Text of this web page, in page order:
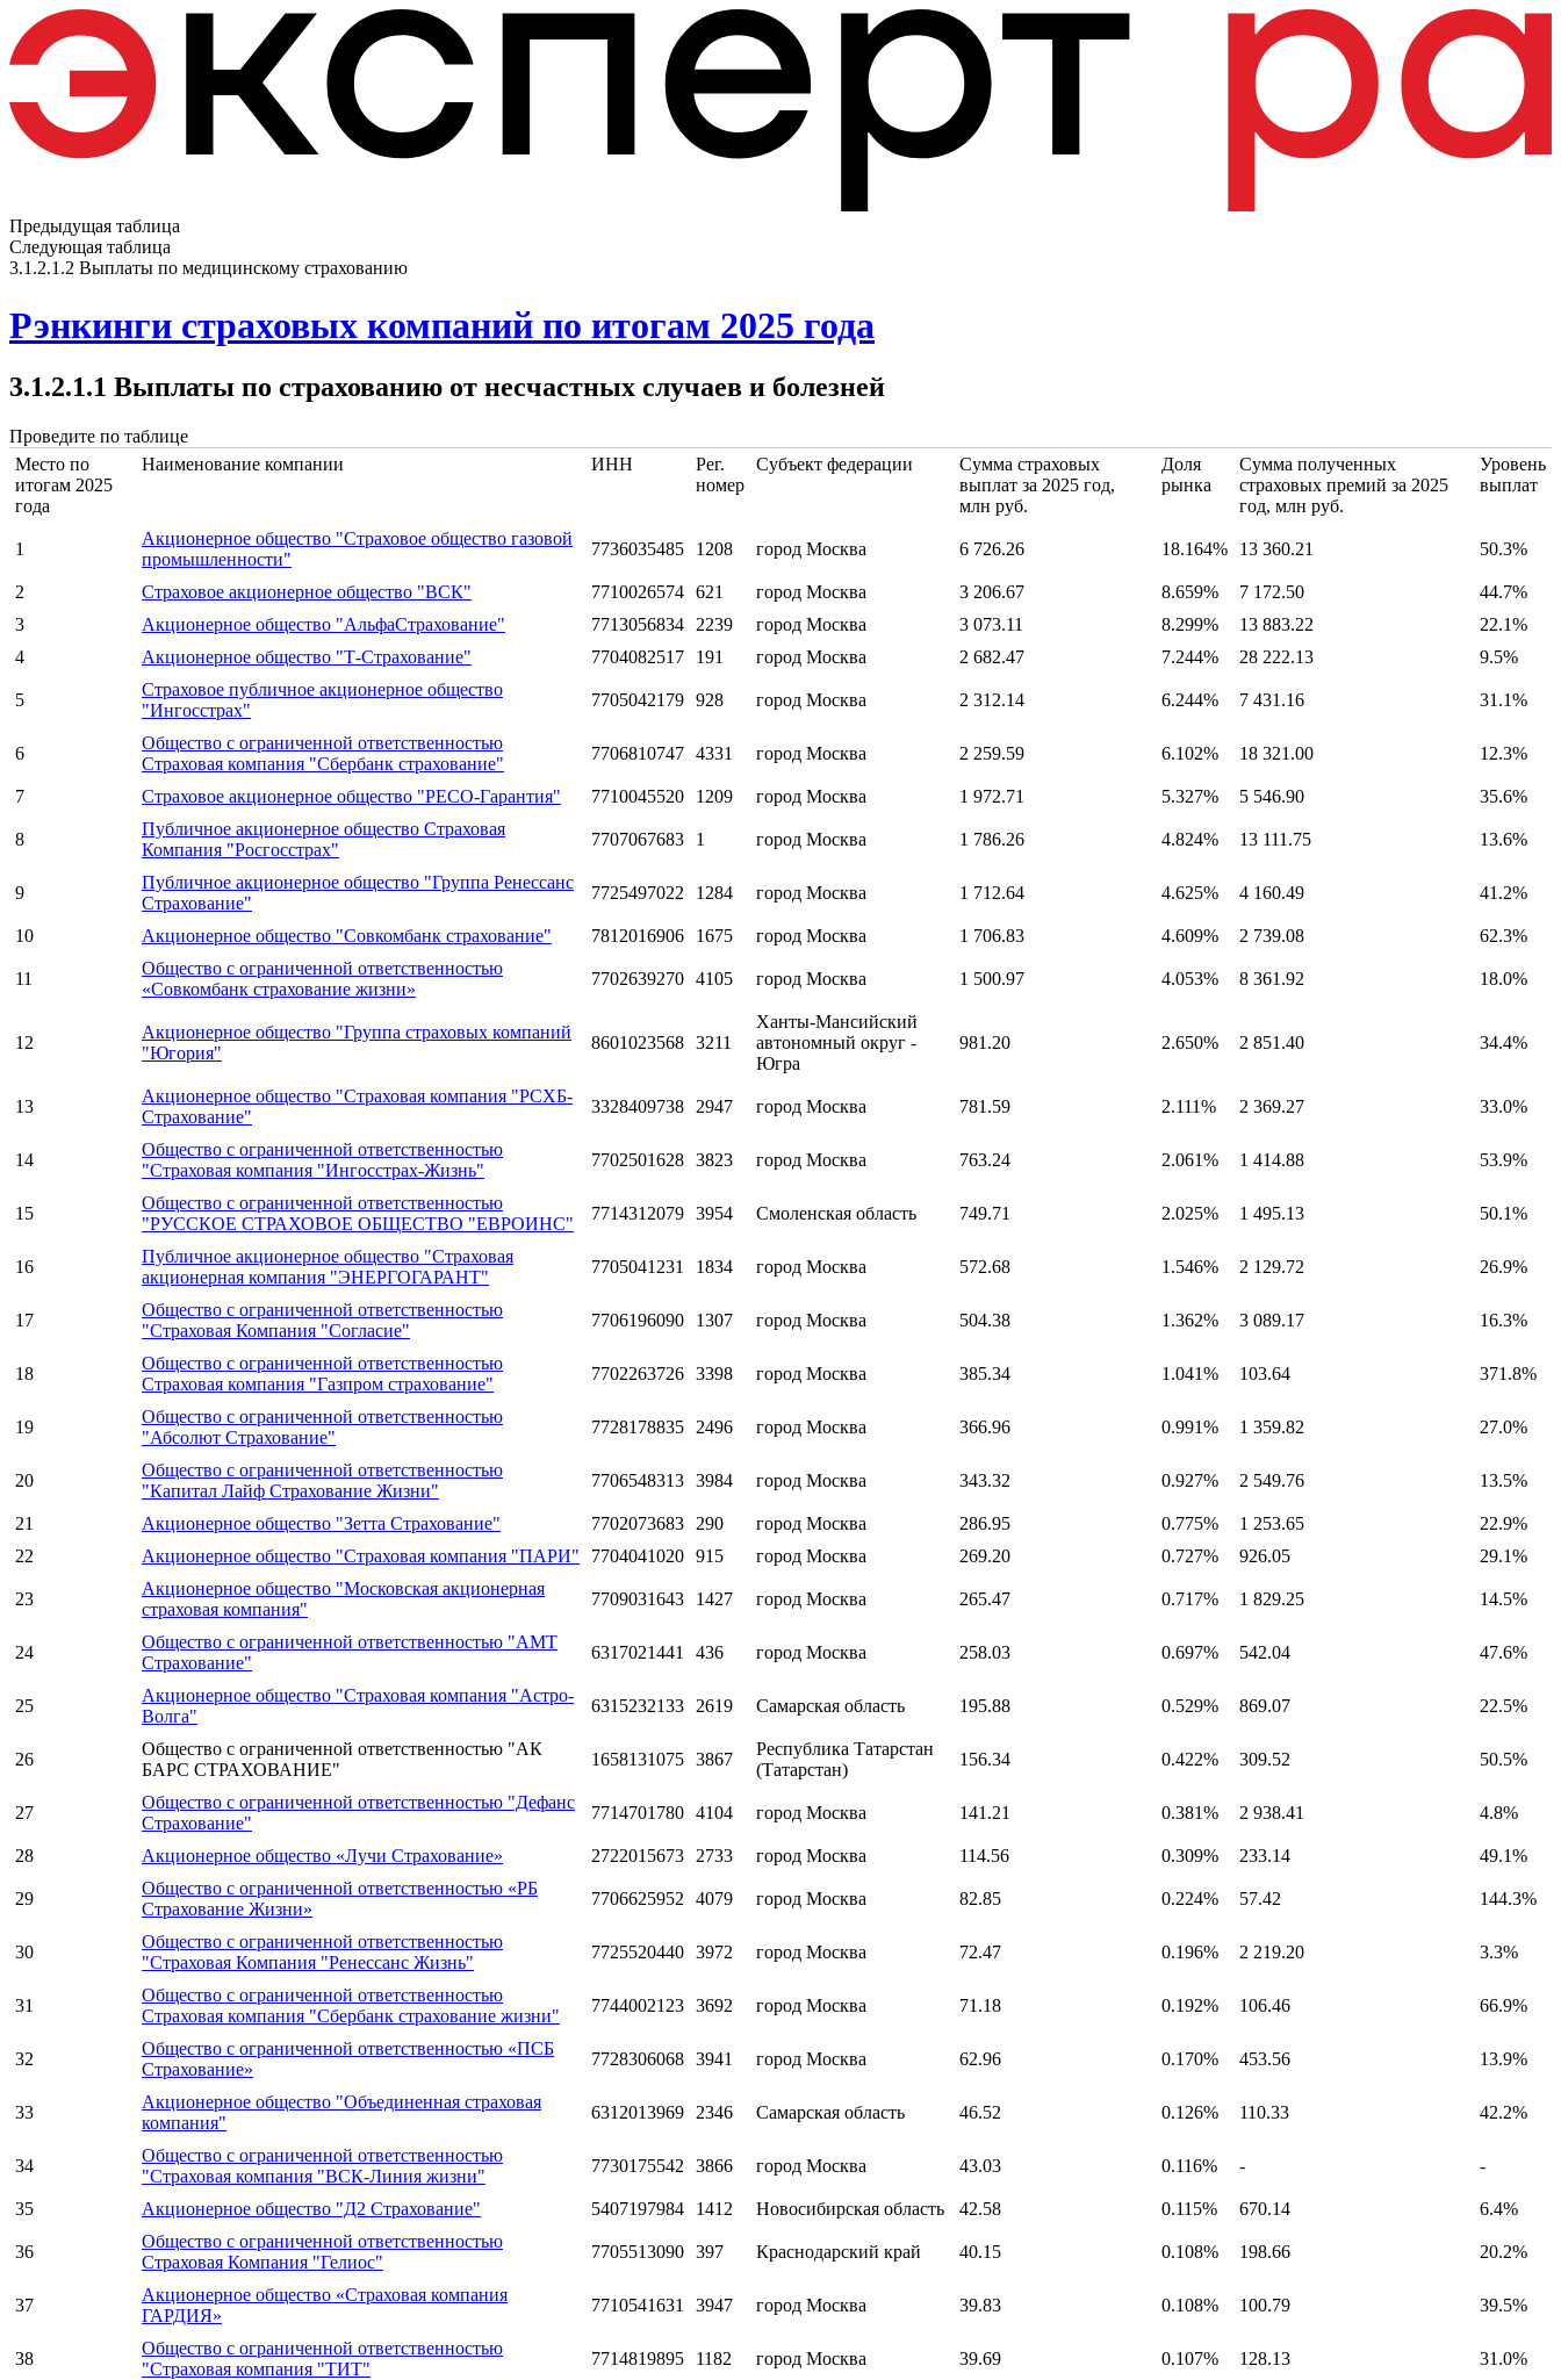
Предыдущая таблица
Следующая таблица
3.1.2.1.2 Выплаты по медицинскому страхованию
Рэнкинги страховых компаний по итогам 2025 года
3.1.2.1.1 Выплаты по страхованию от несчастных случаев и болезней
Проведите по таблице
Место по
итогам 2025
года
Наименование компании ИНН
Рег.
номер
Субъект федерации
Сумма страховых
выплат за 2025 год,
млн руб.
Доля
рынка
Сумма полученных
страховых премий за 2025
год, млн руб.
Уровень
выплат
1
Акционерное общество "Страховое общество газовой
промышленности"
7736035485 1208 город Москва 6 726.26 18.164% 13 360.21 50.3%
2 Страховое акционерное общество "ВСК" 7710026574 621 город Москва 3 206.67 8.659% 7 172.50
44.7%
3
Акционерное общество "АльфаСтрахование" 7713056834 2239 город Москва 3 073.11 8.299% 13 883.22
22.1%
4
Акционерное общество "Т-Страхование" 7704082517 191 город Москва 2 682.47 7.244% 28 222.13 9.5%
5
Страховое публичное акционерное общество
"Ингосстрах"
7705042179 928 город Москва 2 312.14 6.244% 7 431.16 31.1%
6
Общество с ограниченной ответственностью
Страховая компания "Сбербанк страхование"
7706810747 4331 город Москва 2 259.59 6.102% 18 321.00 12.3%
7 Страховое акционерное общество "РЕСО-Гарантия" 7710045520 1209 город Москва 1 972.71 5.327% 5 546.90 35.6%
8
Публичное акционерное общество Страховая
Компания "Росгосстрах"
7707067683 1 город Москва 1 786.26 4.824% 13 111.75 13.6%
9
Публичное акционерное общество "Группа Ренессанс
Страхование"
7725497022 1284 город Москва 1 712.64 4.625% 4 160.49 41.2%
10 Акционерное общество "Совкомбанк страхование" 7812016906 1675 город Москва 1 706.83 4.609% 2 739.08 62.3%
11
Общество с ограниченной ответственностью
«Совкомбанк страхование жизни»
7702639270 4105 город Москва 1 500.97 4.053% 8 361.92 18.0%
12
Акционерное общество "Группа страховых компаний
"Югория"
8601023568 3211
Ханты-Мансийский
автономный округ -
Югра
981.20 2.650% 2 851.40 34.4%
13
Акционерное общество "Страховая компания "РСХБ-
Страхование"
3328409738 2947 город Москва 781.59 2.111% 2 369.27 33.0%
14
Общество с ограниченной ответственностью
"Страховая компания "Ингосстрах-Жизнь"
7702501628 3823 город Москва 763.24 2.061% 1 414.88 53.9%
15
Общество с ограниченной ответственностью
"РУССКОЕ СТРАХОВОЕ ОБЩЕСТВО "ЕВРОИНС"
7714312079 3954 Смоленская область 749.71 2.025% 1 495.13 50.1%
16
Публичное акционерное общество "Страховая
акционерная компания "ЭНЕРГОГАРАНТ"
7705041231 1834 город Москва 572.68 1.546% 2 129.72 26.9%
17
Общество с ограниченной ответственностью
"Страховая Компания "Согласие"
7706196090 1307 город Москва 504.38 1.362% 3 089.17 16.3%
18
Общество с ограниченной ответственностью
Страховая компания "Газпром страхование"
7702263726 3398 город Москва 385.34 1.041% 103.64 371.8%
19
Общество с ограниченной ответственностью
"Абсолют Страхование"
7728178835 2496 город Москва 366.96 0.991% 1 359.82 27.0%
20
Общество с ограниченной ответственностью
"Капитал Лайф Страхование Жизни"
7706548313 3984 город Москва 343.32 0.927% 2 549.76 13.5%
21 Акционерное общество "Зетта Страхование" 7702073683 290 город Москва 286.95 0.775% 1 253.65
22.9%
22
Акционерное общество "Страховая компания "ПАРИ" 7704041020 915 город Москва 269.20 0.727% 926.05 29.1%
23
Акционерное общество "Московская акционерная
страховая компания"
7709031643 1427 город Москва 265.47 0.717% 1 829.25 14.5%
24
Общество с ограниченной ответственностью "АМТ
Страхование"
6317021441 436 город Москва 258.03 0.697% 542.04 47.6%
25
Акционерное общество "Страховая компания "Астро-
Волга"
6315232133 2619 Самарская область 195.88 0.529% 869.07 22.5%
26
Общество с ограниченной ответственностью "АК
БАРС СТРАХОВАНИЕ"
1658131075 3867
Республика Татарстан
(Татарстан)
156.34 0.422% 309.52 50.5%
27
Общество с ограниченной ответственностью "Дефанс
Страхование"
7714701780 4104 город Москва 141.21 0.381% 2 938.41 4.8%
28 Акционерное общество «Лучи Страхование» 2722015673 2733 город Москва 114.56 0.309% 233.14 49.1%
29
Общество с ограниченной ответственностью «РБ
Страхование Жизни»
7706625952 4079 город Москва 82.85 0.224% 57.42 144.3%
30
Общество с ограниченной ответственностью
"Страховая Компания "Ренессанс Жизнь"
7725520440 3972 город Москва 72.47 0.196% 2 219.20 3.3%
31
Общество с ограниченной ответственностью
Страховая компания "Сбербанк страхование жизни"
7744002123 3692 город Москва 71.18 0.192% 106.46 66.9%
32
Общество с ограниченной ответственностью «ПСБ
Страхование»
7728306068 3941 город Москва 62.96 0.170% 453.56 13.9%
33
Акционерное общество "Объединенная страховая
компания"
6312013969 2346 Самарская область 46.52 0.126% 110.33 42.2%
34
Общество с ограниченной ответственностью
"Страховая компания "ВСК-Линия жизни"
7730175542 3866 город Москва 43.03 0.116% - -
35 Акционерное общество "Д2 Страхование" 5407197984 1412 Новосибирская область 42.58 0.115% 670.14 6.4%
36
Общество с ограниченной ответственностью
Страховая Компания "Гелиос"
7705513090 397 Краснодарский край 40.15 0.108% 198.66 20.2%
37
Акционерное общество «Страховая компания
ГАРДИЯ»
7710541631 3947 город Москва 39.83 0.108% 100.79 39.5%
38
Общество с ограниченной ответственностью
"Страховая компания "ТИТ"
7714819895 1182 город Москва 39.69 0.107% 128.13 31.0%